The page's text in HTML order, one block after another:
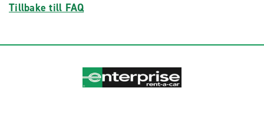
Tillbake till FAQ